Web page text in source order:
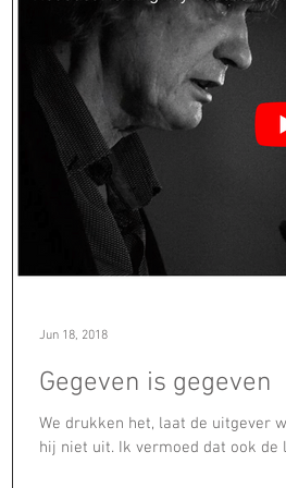
Gegeven is gegeven
We drukken het, laat de uitgever
hij niet uit. Ik vermoed dat ook de
Jun 18, 2018